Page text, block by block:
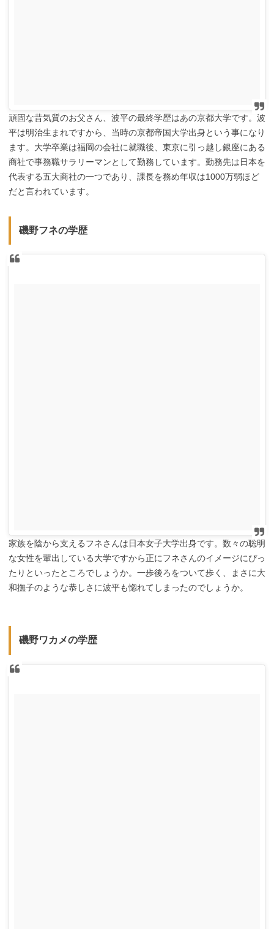
頑固な昔気質のお父さん、波平の最終学歴はあの京都大学です。波
平は明治生まれですから、当時の京都帝国大学出身という事になり
ます。大学卒業は福岡の会社に就職後、東京に引っ越し銀座にある
商社で事務職サラリーマンとして勤務しています。勤務先は日本を
代表する五大商社の一つであり、課長を務め年収は1000万弱ほど
だと言われています。
磯野フネの学歴
家族を陰から支えるフネさんは日本女子大学出身です。数々の聡明
な女性を輩出している大学ですから正にフネさんのイメージにぴっ
たりといったところでしょうか。一歩後ろをついて歩く、まさに大
和撫子のような恭しさに波平も惚れてしまったのでしょうか。
磯野ワカメの学歴